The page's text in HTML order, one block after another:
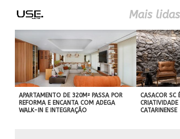
Mais lidas
BEST IN
ABIMAD’42
BRASILEIRO
NO
APARTAMENTO DE 320M² PASSA POR
REFORMA E ENCANTA COM ADEGA
WALK-IN E INTEGRAÇÃO
CASACOR SC
CRIATIVIDADE
CATARINENSE